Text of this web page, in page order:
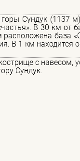
Сундук (1137
В 30 км от
база
В 1 км находится
с навесом,
Сундук.